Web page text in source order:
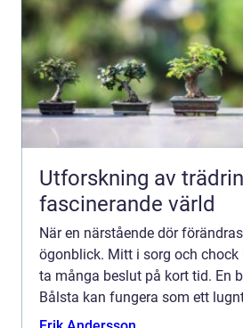
Utforskning av
fascinerande värld
När en närstående dör
ögonblick. Mitt i sorg och chock
ta många beslut på kort tid. En
Bålsta kan fungera som ett
praktiska frågor som uppstår,